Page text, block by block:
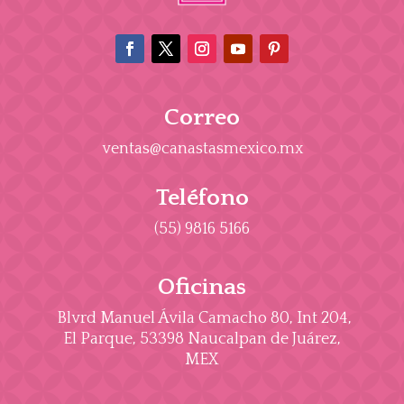
Correo
ventas@canastasmexico.mx
Teléfono
(55) 9816 5166
Oficinas
Blvrd Manuel Ávila Camacho 80, Int 204,
El Parque, 53398 Naucalpan de Juárez,
MEX